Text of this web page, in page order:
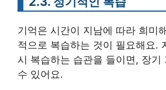
기억은 시간이 지남에 따라 희미
적으로 복습하는 것이 필요해요.
시 복습하는 습관을 들이면, 장기
수 있어요.